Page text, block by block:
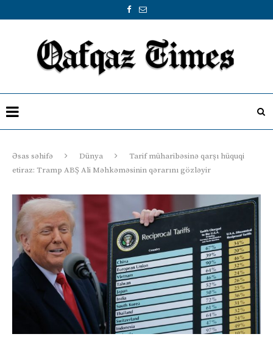
Əsas səhifə Dünya
Tarif müharibəsinə qarşı hüquqi
etiraz: Tramp ABŞ Ali Məhkəməsinin qərarını gözləyir